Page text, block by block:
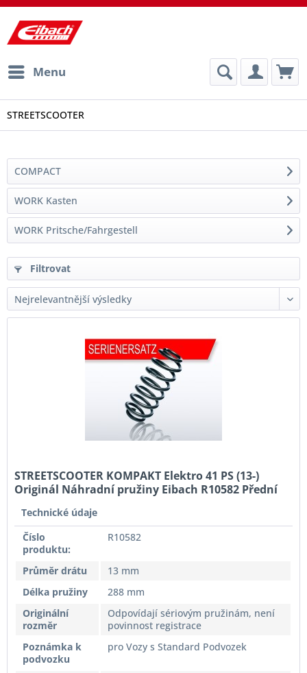
Menu
STREETSCOOTER
COMPACT
WORK Kasten
WORK Pritsche/Fahrgestell
Filtrovat
STREETSCOOTER KOMPAKT Elektro 41 PS (13-)
Originál Náhradní pružiny Eibach R10582 Přední
Technické údaje
Číslo
produktu:
R10582
Průměr drátu
13 mm
Délka pružiny
288 mm
Originální
rozměr
Odpovídají sériovým pružinám, není
povinnost registrace
Poznámka k
podvozku
pro Vozy s Standard Podvozek